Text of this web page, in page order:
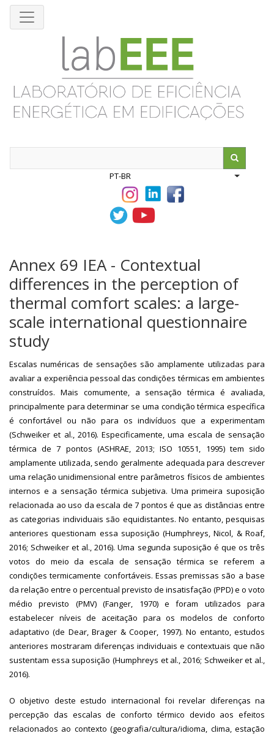
Pular
PT-BR
List
Annex 69 IEA - Contextual
differences in the perception of
thermal comfort scales: a large-
scale international questionnaire
study
Escalas numéricas de sensações são amplamente utilizadas para
avaliar a experiência pessoal das condições térmicas em ambientes
construídos. Mais comumente, a sensação térmica é avaliada,
principalmente para determinar se uma condição térmica específica
é confortável ou não para os indivíduos que a experimentam
(Schweiker et al., 2016). Especificamente, uma escala de sensação
térmica de 7 pontos (ASHRAE, 2013; ISO 10551, 1995) tem sido
amplamente utilizada, sendo geralmente adequada para descrever
uma relação unidimensional entre parâmetros físicos de ambientes
internos e a sensação térmica subjetiva. Uma primeira suposição
relacionada ao uso da escala de 7 pontos é que as distâncias entre
as categorias individuais são equidistantes. No entanto, pesquisas
anteriores questionam essa suposição (Humphreys, Nicol, & Roaf,
2016; Schweiker et al., 2016). Uma segunda suposição é que os três
votos do meio da escala de sensação térmica se referem a
condições termicamente confortáveis. Essas premissas são a base
da relação entre o percentual previsto de insatisfação (PPD) e o voto
médio previsto (PMV) (Fanger, 1970) e foram utilizados para
estabelecer níveis de aceitação para os modelos de conforto
adaptativo (de Dear, Brager & Cooper, 1997). No entanto, estudos
anteriores mostraram diferenças individuais e contextuais que não
sustentam essa suposição (Humphreys et al., 2016; Schweiker et al.,
2016).
O objetivo deste estudo internacional foi revelar diferenças na
percepção das escalas de conforto térmico devido aos efeitos
relacionados ao contexto (geografia/cultura/idioma, clima, estação